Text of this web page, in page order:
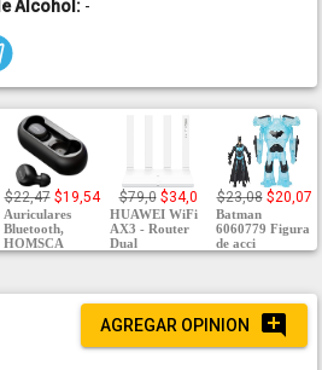
Alcohol: -
$22,47 $19,54
Auriculares
Bluetooth,
HOMSCA
$79,0 $34,0
HUAWEI WiFi
AX3 - Router
Dual
$23,08 $20,07
Batman
6060779 Figura
de acci
AGREGAR OPINION